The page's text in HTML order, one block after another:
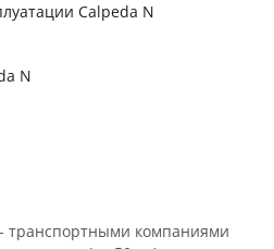
Calpeda N
N
транспортными компаниями